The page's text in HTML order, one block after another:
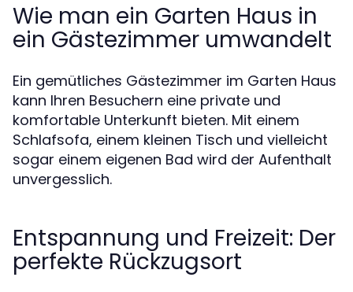
Wie man ein Garten Haus in
ein Gästezimmer umwandelt
Ein gemütliches Gästezimmer im Garten Haus
kann Ihren Besuchern eine private und
komfortable Unterkunft bieten. Mit einem
Schlafsofa, einem kleinen Tisch und vielleicht
sogar einem eigenen Bad wird der Aufenthalt
unvergesslich.
Entspannung und Freizeit: Der
perfekte Rückzugsort